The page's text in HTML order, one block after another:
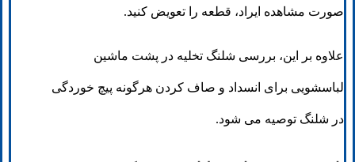
صورت مشاهده ایراد، قطعه را تعویض کنید.
علاوه بر این، بررسی شلنگ تخلیه در پشت ماشین
لباسشویی برای انسداد و صاف کردن هرگونه پیچ خوردگی
در شلنگ توصیه می شود.